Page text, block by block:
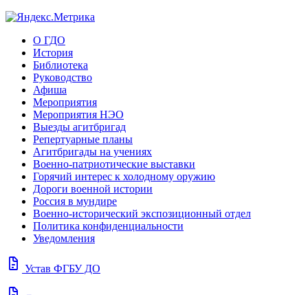
О ГДО
История
Библиотека
Руководство
Афиша
Мероприятия
Мероприятия НЭО
Выезды агитбригад
Репертуарные планы
Агитбригады на учениях
Военно-патриотические выставки
Горячий интерес к холодному оружию
Дороги военной истории
Россия в мундире
Военно-исторический экспозиционный отдел
Политика конфиденциальности
Уведомления
docs Устав ФГБУ ДО